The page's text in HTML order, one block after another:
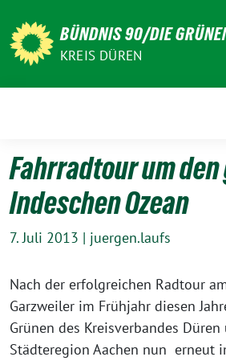
zum
Inhalt
BÜNDNIS 90/DIE
KREIS DÜREN
Fahrradtour um
Indeschen Ozean
7. Juli 2013 | juergen.laufs
Nach der erfolgreichen Radtour
Garzweiler im Frühjahr diesen
Grünen des Kreisverbandes
Städteregion Aachen nun erneut